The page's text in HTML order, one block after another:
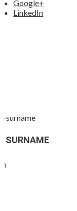
Google+
LinkedIn
SURNAME